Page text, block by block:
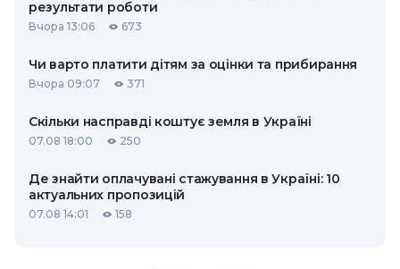
результати роботи
Вчора 13:06 673
Чи варто платити дітям за оцінки та прибирання
Вчора 09:07 371
Скільки насправді коштує земля в Україні
07.08 18:00 250
Де знайти оплачувані стажування в Україні: 10
актуальних пропозицій
07.08 14:01 158